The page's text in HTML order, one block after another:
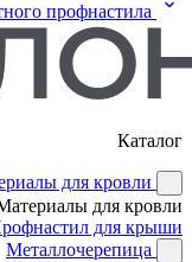
профнастила
Каталог
для кровли
для кровли
для крыши
Металлочерепица